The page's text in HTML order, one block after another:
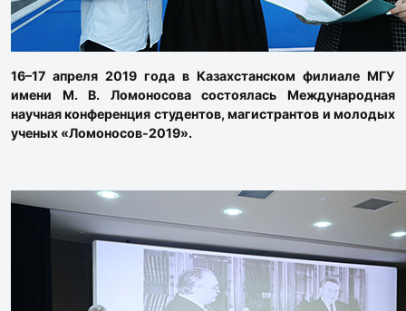
16–17 апреля 2019 года в Казахстанском филиале МГУ
имени М. В. Ломоносова состоялась Международная
научная конференция студентов, магистрантов и молодых
ученых «Ломоносов-2019».